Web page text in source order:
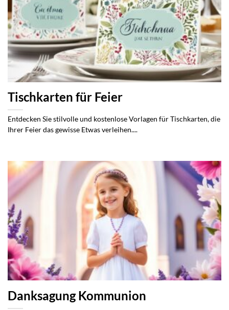
Tischkarten für Feier
Entdecken Sie stilvolle und kostenlose Vorlagen für Tischkarten, die
Ihrer Feier das gewisse Etwas verleihen....
Danksagung Kommunion